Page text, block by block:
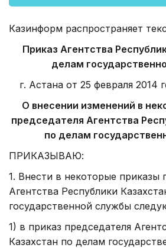
Казинформ распространяет
Приказ Агентства
делам
г. Астана от 25 февраля
О внесении изменений в
председателя Агентства
по делам
ПРИКАЗЫВАЮ:
1. Внести в некоторые приказы
Агентства Республики
государственной службы
1) в приказ председателя
Казахстан по делам